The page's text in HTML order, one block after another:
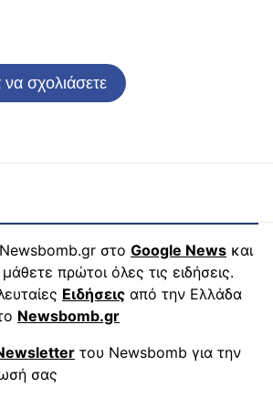
να σχολιάσετε
στο Google News και
μάθετε πρώτοι όλες τις ειδήσεις.
Ειδήσεις από την Ελλάδα
Newsbomb.gr
του Newsbomb για την
σας